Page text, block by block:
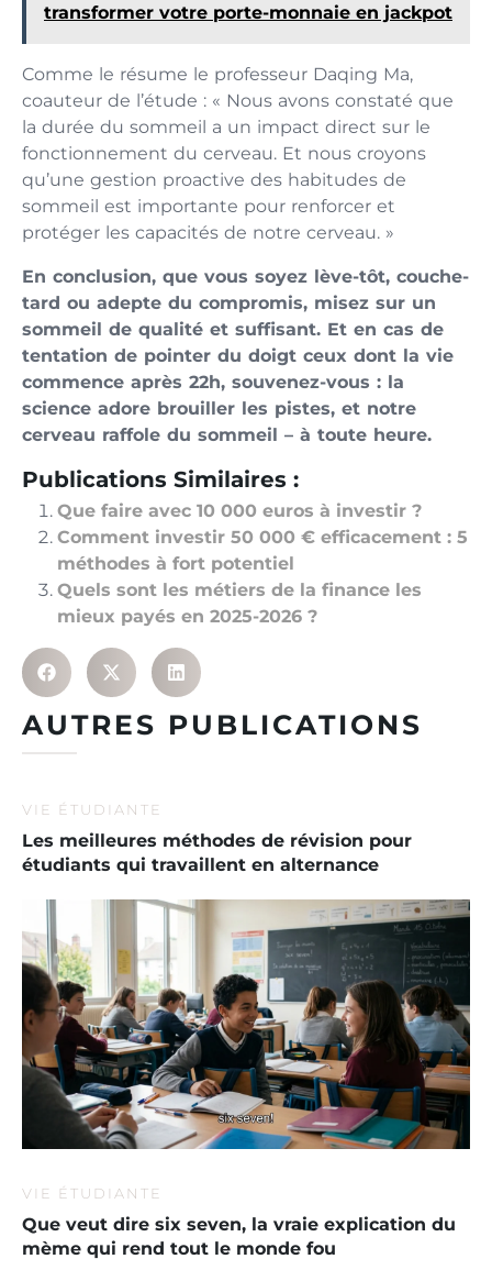
transformer votre porte-monnaie en jackpot
Comme le résume le professeur Daqing Ma,
coauteur de l’étude : « Nous avons constaté que
la durée du sommeil a un impact direct sur le
fonctionnement du cerveau. Et nous croyons
qu’une gestion proactive des habitudes de
sommeil est importante pour renforcer et
protéger les capacités de notre cerveau. »
En conclusion, que vous soyez lève-tôt, couche-
tard ou adepte du compromis, misez sur un
sommeil de qualité et suffisant. Et en cas de
tentation de pointer du doigt ceux dont la vie
commence après 22h, souvenez-vous : la
science adore brouiller les pistes, et notre
cerveau raffole du sommeil – à toute heure.
Publications Similaires :
Que faire avec 10 000 euros à investir ?
Comment investir 50 000 € efficacement : 5
méthodes à fort potentiel
Quels sont les métiers de la finance les
mieux payés en 2025-2026 ?
AUTRES PUBLICATIONS
VIE ÉTUDIANTE
Les meilleures méthodes de révision pour
étudiants qui travaillent en alternance
VIE ÉTUDIANTE
Que veut dire six seven, la vraie explication du
mème qui rend tout le monde fou